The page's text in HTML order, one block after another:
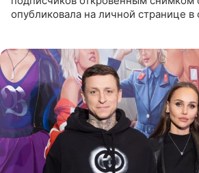
опубликовала на личной странице в